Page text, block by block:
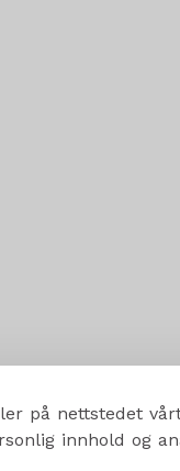
på nettstedet
innhold og